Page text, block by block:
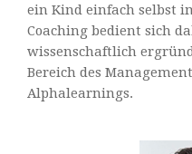
ein Kind einfach selbst
Coaching bedient sich
wissenschaftlich
Bereich des
Alphalearnings.